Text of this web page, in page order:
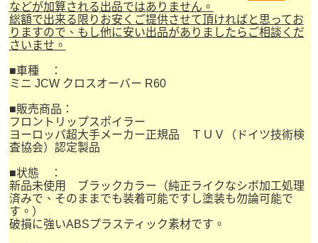
などが加算される出品ではありません。
総額で出来る限りお安くご提供させて頂ければと思ってお
りますので、もし他に安い出品がありましたらご相談くだ
さいませ。
■車種 ：
ミニ JCW クロスオーバー R60
■販売商品：
フロントリップスポイラー
ヨーロッパ超大手メーカー正規品 ＴＵＶ（ドイツ技術検
査協会）認定製品
■状態 ：
新品未使用 ブラックカラー（純正ライクなシボ加工処理
済みで、そのままでも装着可能ですし塗装も勿論可能で
す。）
破損に強いABSプラスティック素材です。